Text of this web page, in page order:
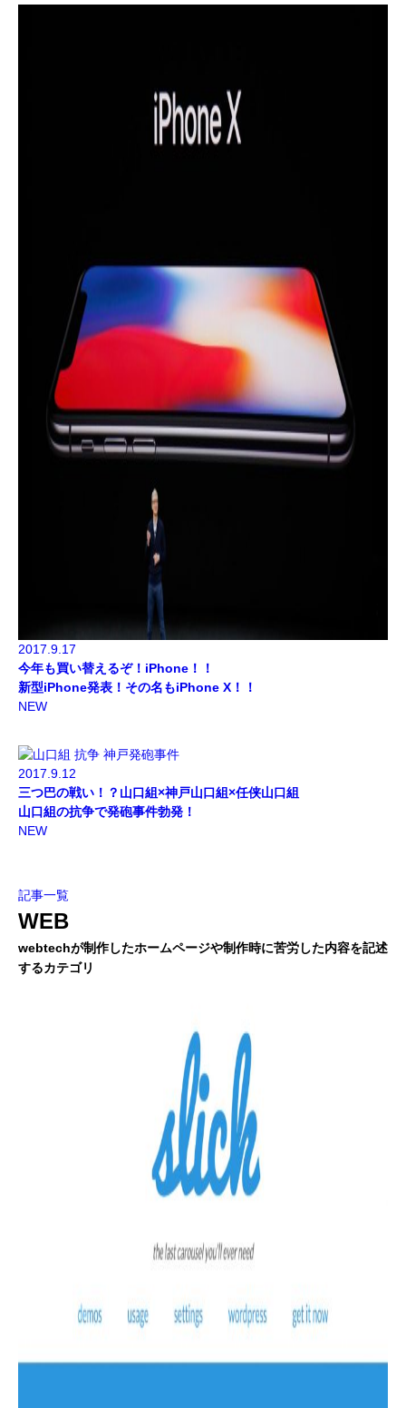
2017.9.17
今年も買い替えるぞ！iPhone！！
新型iPhone発表！その名もiPhone X！！
NEW
2017.9.12
三つ巴の戦い！？山口組×神戸山口組×任侠山口組
山口組の抗争で発砲事件勃発！
NEW
記事一覧
WEB
webtechが制作したホームページや制作時に苦労した内容を記述
するカテゴリ